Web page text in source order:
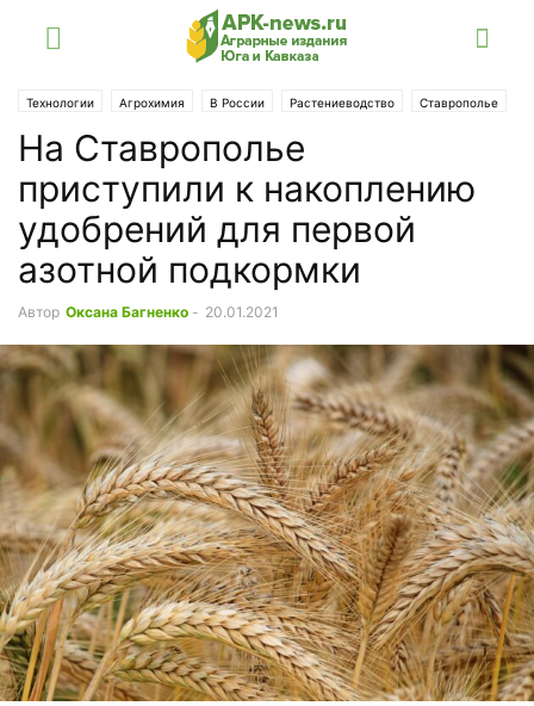
Технологии Агрохимия В России Растениеводство Ставрополье
На Ставрополье
приступили к накоплению
удобрений для первой
азотной подкормки
Автор Оксана Багненко - 20.01.2021